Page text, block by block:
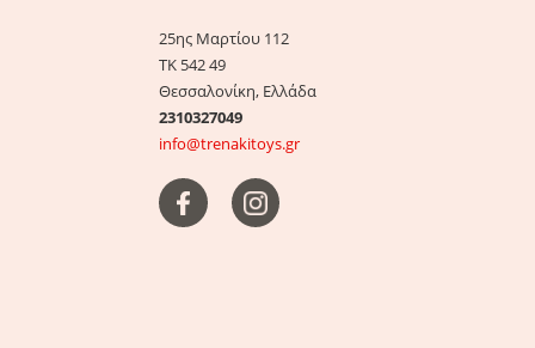
25ης Μαρτίου 112
ΤΚ 542 49
Θεσσαλονίκη, Ελλάδα
2310327049
info@trenakitoys.gr